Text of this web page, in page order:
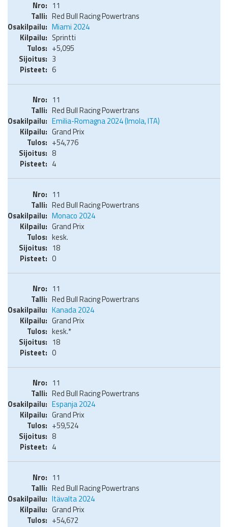
11
Red Bull Racing Powertrans
Miami 2024
Sprintti
+5,095
3
6
11
Red Bull Racing Powertrans
Emilia-Romagna 2024 (Imola, ITA)
Grand Prix
+54,776
8
4
11
Red Bull Racing Powertrans
Monaco 2024
Grand Prix
kesk.
18
0
11
Red Bull Racing Powertrans
Kanada 2024
Grand Prix
kesk.*
18
0
11
Red Bull Racing Powertrans
Espanja 2024
Grand Prix
+59,524
8
4
11
Red Bull Racing Powertrans
Itävalta 2024
Grand Prix
+54,672